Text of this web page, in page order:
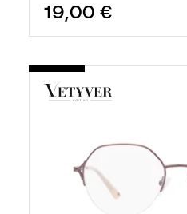
19,00 €